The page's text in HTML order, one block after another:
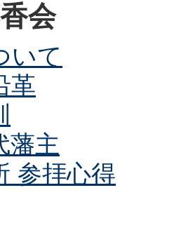
会
いて
革
藩主
参拝心得